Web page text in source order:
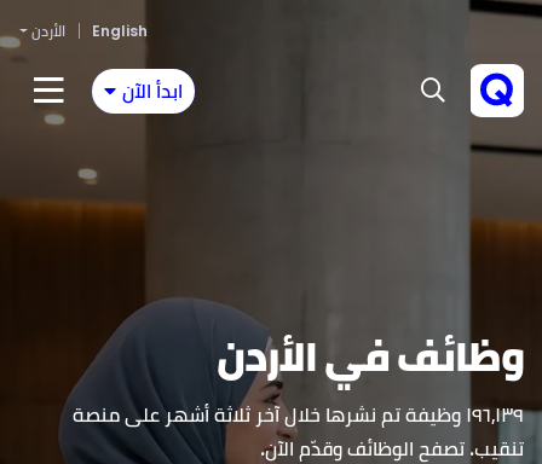
English الأردن
ابدأ الآن
وظائف فيالأردن
١٩٦٫١٣٩ وظيفة تم نشرها خلال آخر ثلاثة أشهر على منصة
تنقيب. تصفح الوظائف وقدّم الآن.